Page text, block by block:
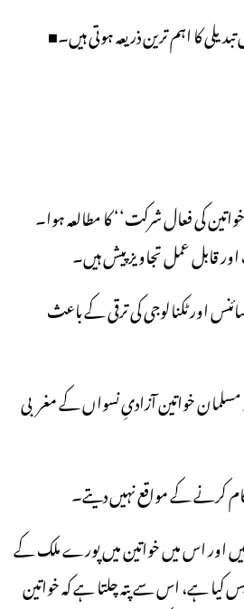
کا اہم ترین ذریعہ ہوتی ہیں۔■
خواتین کی فعال شرکت‘‘ کا مطالعہ ہوا۔
قابل عمل تجاویز پیش ہیں۔
اور ٹکنالوجی کی ترقی کے باعث
مسلمان خواتین آزادیِ نسواں کے مغربی
کرنے کے مواقع نہیں دیتے۔
اور اس میں خواتین میں پورے ملک کے
ہے، اس سے پتہ چلتا ہے کہ خواتین